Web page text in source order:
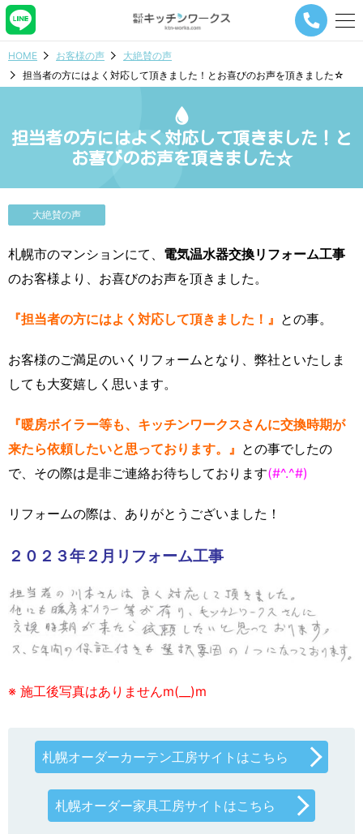
メ
ナ
シ
ボ
HOME お客様の声
大絶賛の声
担当者の方にはよく対応して頂きました！とお喜びのお声を頂きました☆
担当者の方にはよく対応して頂きました！と
お喜びのお声を頂きました☆
大絶賛の声
札幌市のマンションにて、 電気温水器交換リフォーム工事
のお客様より、お喜びのお声を頂きました。
『担当者の方にはよく対応して頂きました！』 との事。
お客様のご満足のいくリフォームとなり、弊社といたしま
しても大変嬉しく思います。
『暖房ボイラー等も、キッチンワークスさんに交換時期が
来たら依頼したいと思っております。』 との事でしたの
で、その際は是非ご連絡お待ちしております(#^.^#)
リフォームの際は、ありがとうございました！
２０２３年２月リフォーム工事
※ 施工後写真はありませんm(__)m
札幌オーダーカーテン工房サイトはこちら
札幌オーダー家具工房サイトはこちら